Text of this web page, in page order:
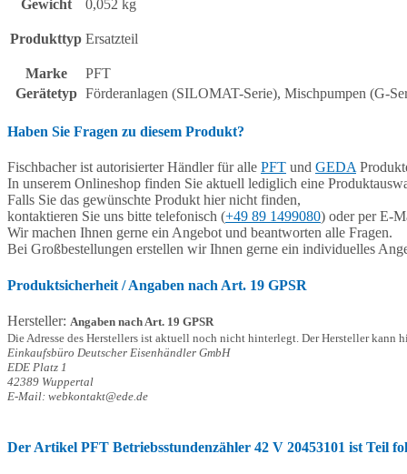
Gewicht 0,052 kg
Produkttyp Ersatzteil
Marke
PFT
Gerätetyp Förderanlagen (SILOMAT-Serie), Mischpumpen (G-
Haben Sie Fragen zu diesem Produkt?
Fischbacher ist autorisierter Händler für alle PFT und GEDA
In unserem Onlineshop finden Sie aktuell lediglich eine
Falls Sie das gewünschte Produkt hier nicht finden,
kontaktieren Sie uns bitte telefonisch (+49 89 1499080) oder per E-
Wir machen Ihnen gerne ein Angebot und beantworten alle Fragen.
Bei Großbestellungen erstellen wir Ihnen gerne ein individuelles
Produktsicherheit / Angaben nach Art. 19 GPSR
Hersteller: Angaben nach Art. 19 GPSR
Die Adresse des Herstellers ist aktuell noch nicht hinterlegt. Der Hersteller kann
Einkaufsbüro Deutscher Eisenhändler GmbH
EDE Platz 1
42389 Wuppertal
E-Mail: webkontakt@ede.de
Der Artikel PFT Betriebsstundenzähler 42 V 20453101 ist Teil